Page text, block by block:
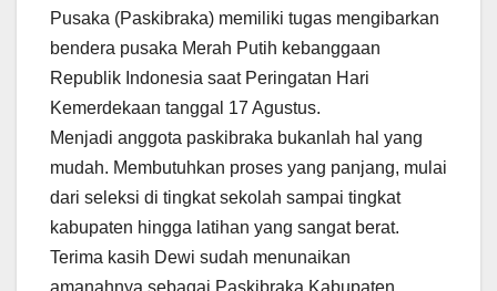
Pusaka (Paskibraka) memiliki tugas mengibarkan
bendera pusaka Merah Putih kebanggaan
Republik Indonesia saat Peringatan Hari
Kemerdekaan tanggal 17 Agustus.
Menjadi anggota paskibraka bukanlah hal yang
mudah. Membutuhkan proses yang panjang, mulai
dari seleksi di tingkat sekolah sampai tingkat
kabupaten hingga latihan yang sangat berat.
Terima kasih Dewi sudah menunaikan